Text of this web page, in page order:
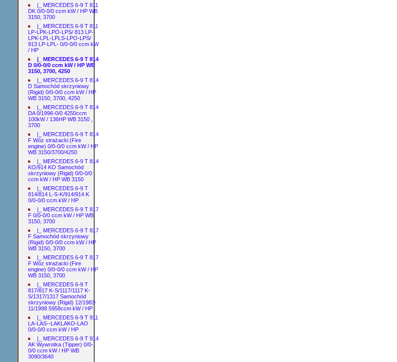
|_ MERCEDES 6-9 T 811
DK 0/0-0/0 ccm kW / HP WB
3150, 3700
|_ MERCEDES 6-9 T 811
LP-LPK-LPO-LPS/ 813 LP-
LPK-LPL-LPLS-LPO-LPS/
913 LP-LPL- 0/0-0/0 ccm kW
/ HP
|_ MERCEDES 6-9 T 814
D 0/0-0/0 ccm kW / HP WB
3150, 3700, 4250
|_ MERCEDES 6-9 T 814
D Samochód skrzyniowy
(Rigid) 0/0-0/0 ccm kW / HP
WB 3150, 3700, 4250
|_ MERCEDES 6-9 T 814
DA 0/1996-0/0 4250ccm
100kW / 136HP WB 3150 ,
3700
|_ MERCEDES 6-9 T 814
F Wóz strażacki (Fire
engine) 0/0-0/0 ccm kW / HP
WB 3150/3700/4250
|_ MERCEDES 6-9 T 814
KO/914 KO Samochód
skrzyniowy (Rigid) 0/0-0/0
ccm kW / HP WB 3150
|_ MERCEDES 6-9 T
814/814 L-S-K/914/914 K
0/0-0/0 ccm kW / HP
|_ MERCEDES 6-9 T 817
F 0/0-0/0 ccm kW / HP WB
3150, 3700
|_ MERCEDES 6-9 T 817
F Samochód skrzyniowy
(Rigid) 0/0-0/0 ccm kW / HP
WB 3150, 3700
|_ MERCEDES 6-9 T 817
F Wóz strażacki (Fire
engine) 0/0-0/0 ccm kW / HP
WB 3150, 3700
|_ MERCEDES 6-9 T
817/817 K-S/1117/1117 K-
S/1317/1317 Samochód
skrzyniowy (Rigid) 12/1983-
11/1998 5958ccm kW / HP
|_ MERCEDES 6-9 T 911
LA-LAS--LAKLAKO-LAO
0/0-0/0 ccm kW / HP
|_ MERCEDES 6-9 T 914
AK Wywrotka (Tipper) 0/0-
0/0 ccm kW / HP WB
3090/3640